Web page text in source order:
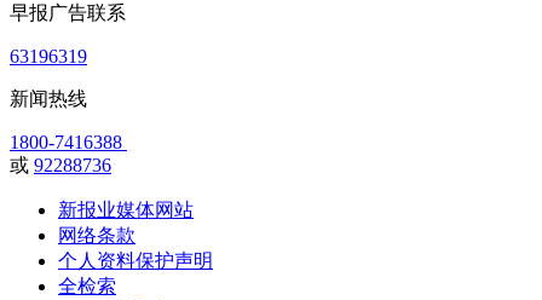
早报广告联系
63196319
新闻热线
1800-7416388
或 92288736
新报业媒体网站
网络条款
个人资料保护声明
全检索